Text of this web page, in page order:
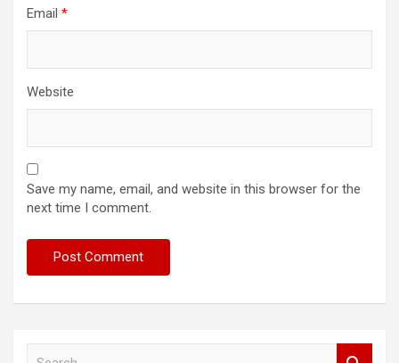
Email *
Website
Save my name, email, and website in this browser for the
next time I comment.